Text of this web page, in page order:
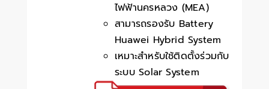
ไฟฟ้านครหลวง (MEA)
สามารถรองรับ Battery
Huawei Hybrid System
เหมาะสำหรับใช้ติดตั้งร่วมกับ
ระบบ Solar System